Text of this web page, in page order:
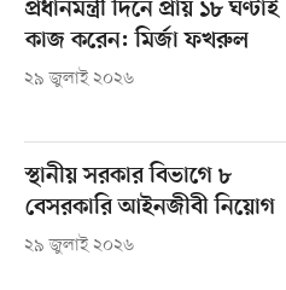
প্রধানমন্ত্রী দিনে প্রায় ১৮ ঘণ্টাই
কাজ করেন: মির্জা ফখরুল
২৯ জুলাই ২০২৬
স্থানীয় সরকার বিভাগে ৮
বেসরকারি আইনজীবী নিয়োগ
২৯ জুলাই ২০২৬